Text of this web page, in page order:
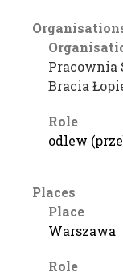
Pracownia
Bracia
Role
odlew
Places
Place
Warszawa
Role